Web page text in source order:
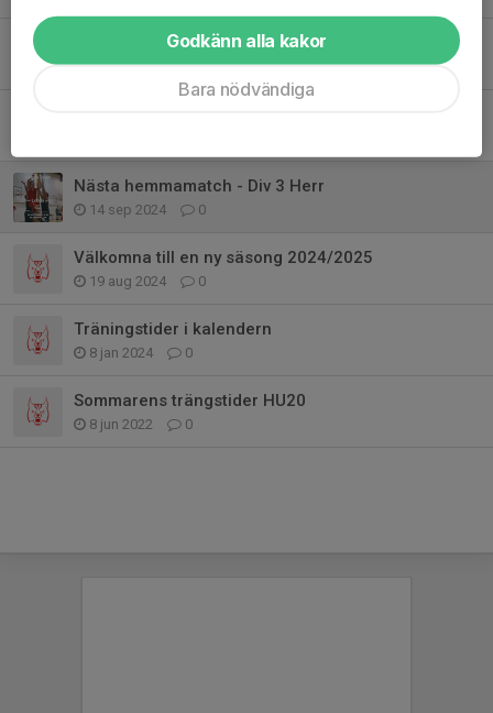
Nästa hemmamatch - Div 3 herr
20 okt 2024 0
Nästa hemmamatch - Div 3 Herr
14 sep 2024 0
Välkomna till en ny säsong 2024/2025
19 aug 2024 0
Träningstider i kalendern
8 jan 2024 0
Sommarens trängstider HU20
8 jun 2022 0
Godkänn alla kakor
Bara nödvändiga